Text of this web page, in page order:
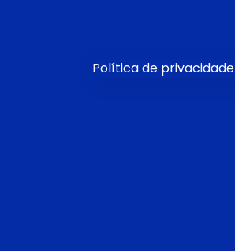
Política de privacidade